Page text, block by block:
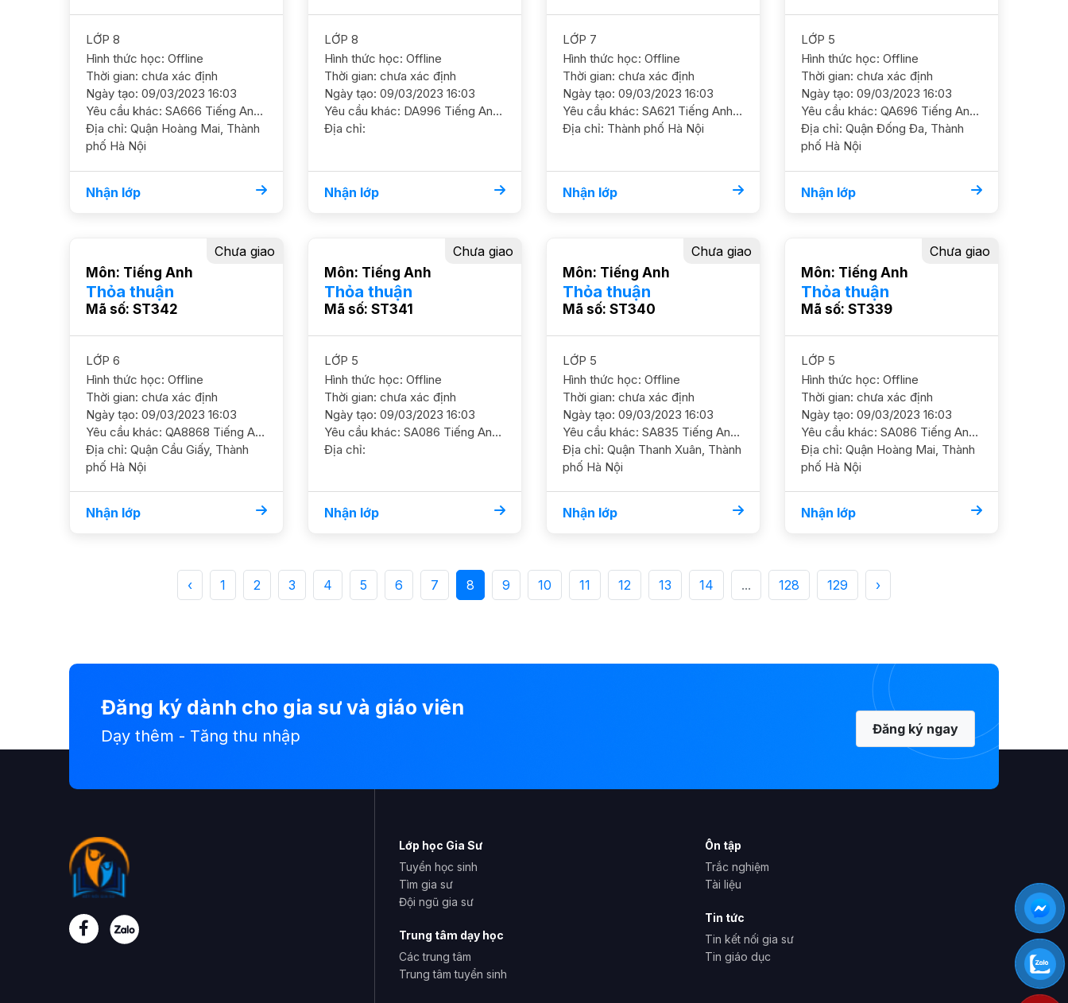
LỚP 8
Hình thức học: Offline
Thời gian: chưa xác định
Ngày tạo: 09/03/2023 16:03
Yêu cầu khác: SA666 Tiếng Anh 8/ HL TB/ HS nam Cần học chắc ngữ pháp và ôn luyện thêm, PH ko muốn con bị mất gốc GS nam nữ ok. ĐC Khu Gamuda Garden, Hoàng Mai Học phí 170 - 180k/b/2h
Địa chỉ: Quận Hoàng Mai, Thành
phố Hà Nội
Nhận lớp
LỚP 8
Hình thức học: Offline
Thời gian: chưa xác định
Ngày tạo: 09/03/2023 16:03
Yêu cầu khác: DA996 Tiếng Anh 8/ HS nam/ THCS Nguyễn Tất Thành/ HL Khá Bắt đầu định hướng học chuyên Anh thi CNN, cần học ôn luyện từ lớp 8 GS nam nữ ok. ĐC gần BigC Thăng Long, Trần Duy Hưng Học phí 200 - 250k/b/2h
Địa chỉ:
Nhận lớp
LỚP 7
Hình thức học: Offline
Thời gian: chưa xác định
Ngày tạo: 09/03/2023 16:03
Yêu cầu khác: SA621 Tiếng Anh 7/ HS nữ/ THCS Chuyên Ngữ/ HL TB Khá Đang học evel B2, HS chưa ham học, kiến thức ở mức TB Cần ôn luyện thêm ngữ pháp và truyền cảm hứng GS nữ. ĐC CC 789 Mỹ Đình (phía sau bến xe Mỹ Đình) Học phí 150 - 170k/b/2h
Địa chỉ: Thành phố Hà Nội
Nhận lớp
LỚP 5
Hình thức học: Offline
Thời gian: chưa xác định
Ngày tạo: 09/03/2023 16:03
Yêu cầu khác: QA696 Tiếng Anh 6/ HS nữ / THCS Nguyễn trường Tộ/ HL Khá HS đang học lớp chuyên Anh, cần ôn luyện nâng cao thêm GS NỮ. ĐC Văn Chương, Đống Đa Học phí 160 - 180k/b/2h
Địa chỉ: Quận Đống Đa, Thành
phố Hà Nội
Nhận lớp
Môn: Tiếng Anh
Thỏa thuận
Mã số: ST342
Chưa giao
LỚP 6
Hình thức học: Offline
Thời gian: chưa xác định
Ngày tạo: 09/03/2023 16:03
Yêu cầu khác: QA8868 Tiếng Anh 6/ HS / THCS Quốc tế/ HL Khá Cần GS ôn luyện chắc kiến thức ngữ pháp và luyện viết ĐC Dương Đình Nghệ, Cầu Giấy YC GS nam nữ ok, phát âm chuẩn Học phí 220k/b/2h
Địa chỉ: Quận Cầu Giấy, Thành
phố Hà Nội
Nhận lớp
Môn: Tiếng Anh
Thỏa thuận
Mã số: ST341
Chưa giao
LỚP 5
Hình thức học: Offline
Thời gian: chưa xác định
Ngày tạo: 09/03/2023 16:03
Yêu cầu khác: SA086 Tiếng Anh 5/ Lý Thái Tổ/ HS nữ/ HL Khá Cần ôn luyện thêm ngữ pháp, luyện thi cấp 2 GS nữ/ ĐC CC Hoàng Đạo Thúy Học phí 160 - 180k/b/2h
Địa chỉ:
Nhận lớp
Môn: Tiếng Anh
Thỏa thuận
Mã số: ST340
Chưa giao
LỚP 5
Hình thức học: Offline
Thời gian: chưa xác định
Ngày tạo: 09/03/2023 16:03
Yêu cầu khác: SA835 Tiếng Anh 5/ HL Khá/ HS nữ Cần GS luyện đề và viết đoạn văn. Mục tiêu thi chuyên Ngữ hoặc Nguyễn Tất Thành GS nữ ĐC 72A Nguyễn Trãi Thanh Xuân Học phí 180- 200k/b
Địa chỉ: Quận Thanh Xuân, Thành
phố Hà Nội
Nhận lớp
Môn: Tiếng Anh
Thỏa thuận
Mã số: ST339
Chưa giao
LỚP 5
Hình thức học: Offline
Thời gian: chưa xác định
Ngày tạo: 09/03/2023 16:03
Yêu cầu khác: SA086 Tiếng Anh 5/ TH Vins/ HS nữ HS nghe nói tốt, cần ôn luyện thêm ngữ pháp và luyện dần các kỹ năng GS nữ, ĐC 179 ngõ 42 Thịnh Liệt, Hoàng Mai Học phí 150 - 180k/b/2h"
Địa chỉ: Quận Hoàng Mai, Thành
phố Hà Nội
Nhận lớp
‹ 1 2 3 4 5 6 7 8 9 10 11 12 13 14 ... 128 129 ›
Đăng ký dành cho gia sư và giáo viên
Dạy thêm - Tăng thu nhập Đăng ký ngay
Lớp học Gia Sư
Tuyển học sinh
Tìm gia sư
Đội ngũ gia sư
Trung tâm dạy học
Các trung tâm
Trung tâm tuyển sinh
Ôn tập
Trắc nghiệm
Tài liệu
Tin tức
Tin kết nối gia sư
Tin giáo dục